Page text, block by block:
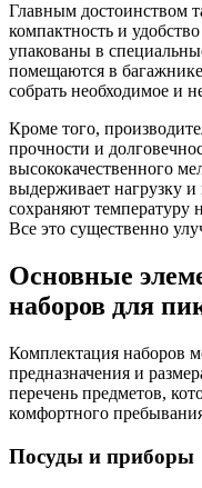
Главным достоинством
компактность и
упакованы в
помещаются в
собрать необходимое и
Кроме того,
прочности и
высококачественного
выдерживает нагрузку
сохраняют температуру
Все это существенно
Основные
наборов для
Комплектация наборов
предназначения и
перечень предметов,
комфортного
Посуды и приборы